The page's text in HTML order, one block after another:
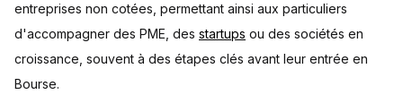
entreprises non cotées, permettant ainsi aux particuliers
d'accompagner des PME, des startups ou des sociétés en
croissance, souvent à des étapes clés avant leur entrée en
Bourse.